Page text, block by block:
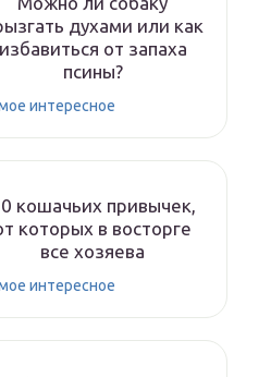
духами или как
избавиться от запаха
псины?
интересное
кошачьих привычек,
которых в восторге
все хозяева
интересное